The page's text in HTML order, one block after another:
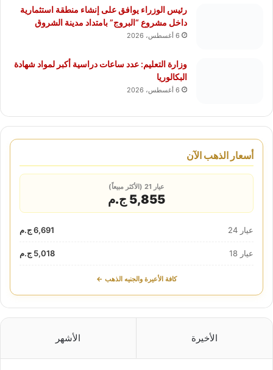
رئيس الوزراء يوافق على إنشاء منطقة استثمارية
داخل مشروع “البروج” بامتداد مدينة الشروق
6 أغسطس، 2026
وزارة التعليم: عدد ساعات دراسية أكبر لمواد شهادة
البكالوريا
6 أغسطس، 2026
أسعار الذهب الآن
عيار 21 (الأكثر مبيعاً)
5,855 ج.م
عيار 24 6,691 ج.م
عيار 18 5,018 ج.م
كافة الأعيرة والجنيه الذهب ←
الأخيرة الأشهر